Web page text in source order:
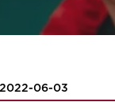
06-03